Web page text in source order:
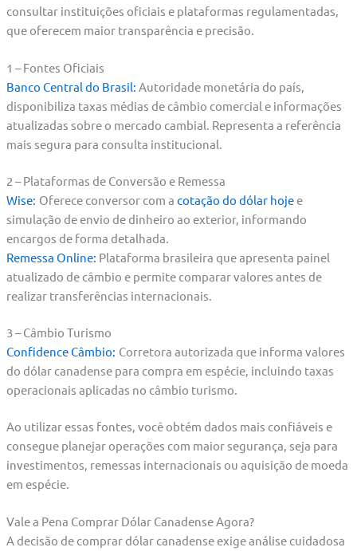
consultar instituições oficiais e plataformas regulamentadas,
que oferecem maior transparência e precisão.
1 – Fontes Oficiais
Banco Central do Brasil: Autoridade monetária do país,
disponibiliza taxas médias de câmbio comercial e informações
atualizadas sobre o mercado cambial. Representa a referência
mais segura para consulta institucional.
2 – Plataformas de Conversão e Remessa
Wise: Oferece conversor com a cotação do dólar hojee
simulação de envio de dinheiro ao exterior, informando
encargos de forma detalhada.
Remessa Online: Plataforma brasileira que apresenta painel
atualizado de câmbio e permite comparar valores antes de
realizar transferências internacionais.
3 – Câmbio Turismo
Confidence Câmbio: Corretora autorizada que informa valores
do dólar canadense para compra em espécie, incluindo taxas
operacionais aplicadas no câmbio turismo.
Ao utilizar essas fontes, você obtém dados mais confiáveis e
consegue planejar operações com maior segurança, seja para
investimentos, remessas internacionais ou aquisição de moeda
em espécie.
Vale a Pena Comprar Dólar Canadense Agora?
A decisão de comprar dólar canadense exige análise cuidadosa